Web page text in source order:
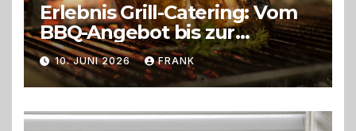
Erlebnis Grill-Catering: Vom
BBQ-Angebot bis zur
perfekten Eventorganisation
Trend zu Outdoor-Events,
Erlebnisgastronomie und
Live-Cooking
10. JUNI 2026 FRANK